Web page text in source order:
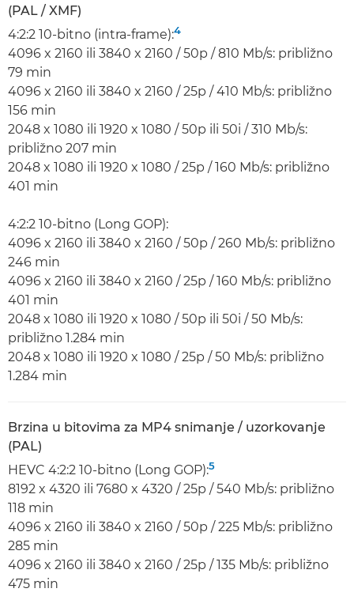
(PAL / XMF)
4:2:2 10-bitno (intra-frame):4
4096 x 2160 ili 3840 x 2160 / 50p / 810 Mb/s: približno
79 min
4096 x 2160 ili 3840 x 2160 / 25p / 410 Mb/s: približno
156 min
2048 x 1080 ili 1920 x 1080 / 50p ili 50i / 310 Mb/s:
približno 207 min
2048 x 1080 ili 1920 x 1080 / 25p / 160 Mb/s: približno
401 min
4:2:2 10-bitno (Long GOP):
4096 x 2160 ili 3840 x 2160 / 50p / 260 Mb/s: približno
246 min
4096 x 2160 ili 3840 x 2160 / 25p / 160 Mb/s: približno
401 min
2048 x 1080 ili 1920 x 1080 / 50p ili 50i / 50 Mb/s:
približno 1.284 min
2048 x 1080 ili 1920 x 1080 / 25p / 50 Mb/s: približno
1.284 min
Brzina u bitovima za MP4 snimanje / uzorkovanje
(PAL)
HEVC 4:2:2 10-bitno (Long GOP):5
8192 x 4320 ili 7680 x 4320 / 25p / 540 Mb/s: približno
118 min
4096 x 2160 ili 3840 x 2160 / 50p / 225 Mb/s: približno
285 min
4096 x 2160 ili 3840 x 2160 / 25p / 135 Mb/s: približno
475 min